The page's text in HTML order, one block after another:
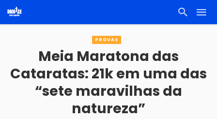
PROVAS
Meia Maratona das
Cataratas: 21k em uma das
“sete maravilhas da
natureza”